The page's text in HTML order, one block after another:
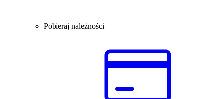
Pobieraj należności